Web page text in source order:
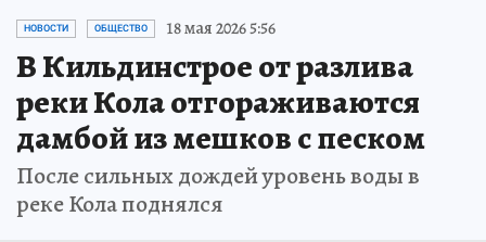
НОВОСТИ ОБЩЕСТВО 18 мая 2026 5:56
В Кильдинстрое от разлива
реки Кола отгораживаются
дамбой из мешков с песком
После сильных дождей уровень воды в
реке Кола поднялся